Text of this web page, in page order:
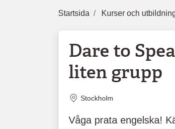
Startsida Kurser och
Dare to
liten grupp
Plats
Stockholm
Våga prata engelska!